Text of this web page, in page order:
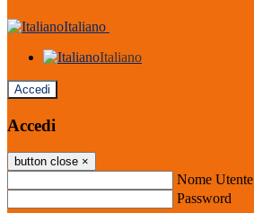
Italiano
Italiano
Accedi
Accedi
button close ×
Nome Utente
Password